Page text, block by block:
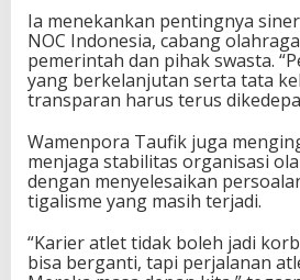
t
a
K
e
l
l
a
d
a
P
e
Ia menekankan pentingnya
NOC Indonesia, cabang
pemerintah dan pihak swasta.
yang berkelanjutan serta tata
transparan harus terus
Wamenpora Taufik juga
menjaga stabilitas organisasi
dengan menyelesaikan
tigalisme yang masih terjadi.
“Karier atlet tidak boleh jadi
bisa berganti, tapi perjalanan